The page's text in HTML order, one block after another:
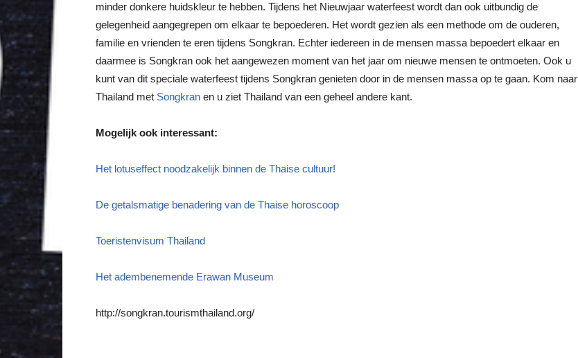
minder donkere huidskleur te hebben. Tijdens het Nieuwjaar waterfeest wordt dan ook uitbundig de
gelegenheid aangegrepen om elkaar te bepoederen. Het wordt gezien als een methode om de ouderen,
familie en vrienden te eren tijdens Songkran. Echter iedereen in de mensen massa bepoedert elkaar en
daarmee is Songkran ook het aangewezen moment van het jaar om nieuwe mensen te ontmoeten. Ook u
kunt van dit speciale waterfeest tijdens Songkran genieten door in de mensen massa op te gaan. Kom naar
Thailand met Songkran en u ziet Thailand van een geheel andere kant.
Mogelijk ook interessant:
Het lotuseffect noodzakelijk binnen de Thaise cultuur!
De getalsmatige benadering van de Thaise horoscoop
Toeristenvisum Thailand
Het adembenemende Erawan Museum
http://songkran.tourismthailand.org/